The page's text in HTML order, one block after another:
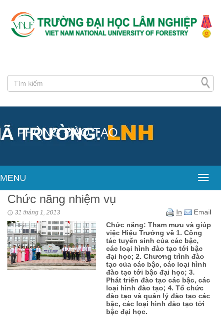
PHÒNG ĐÀO TẠO
MENU
Chức năng nhiệm vụ
31 tháng 1, 2013 In
Email
Chức năng: Tham mưu và giúp
việc Hiệu Trưởng về 1. Công
tác tuyển sinh của các bậc,
các loại hình đào tạo tới bậc
đại học; 2. Chương trình đào
tạo của các bậc, các loại hình
đào tạo tới bậc đại học; 3.
Phát triển đào tạo các bậc, các
loại hình đào tạo; 4. Tổ chức
đào tạo và quản lý đào tạo các
bậc, các loại hình đào tạo tới
bậc đại học.